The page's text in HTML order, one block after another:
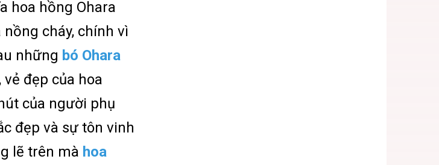
hoa hồng Ohara
cháy, chính vì
những bó Ohara
đẹp của hoa
của người phụ
đẹp và sự tôn vinh
lẽ trên mà hoa